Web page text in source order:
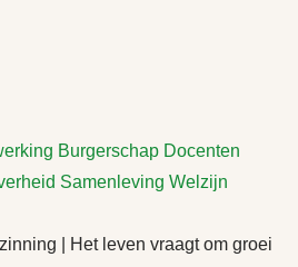
Burgerschap Docenten
Samenleving Welzijn
| Het leven vraagt om groei